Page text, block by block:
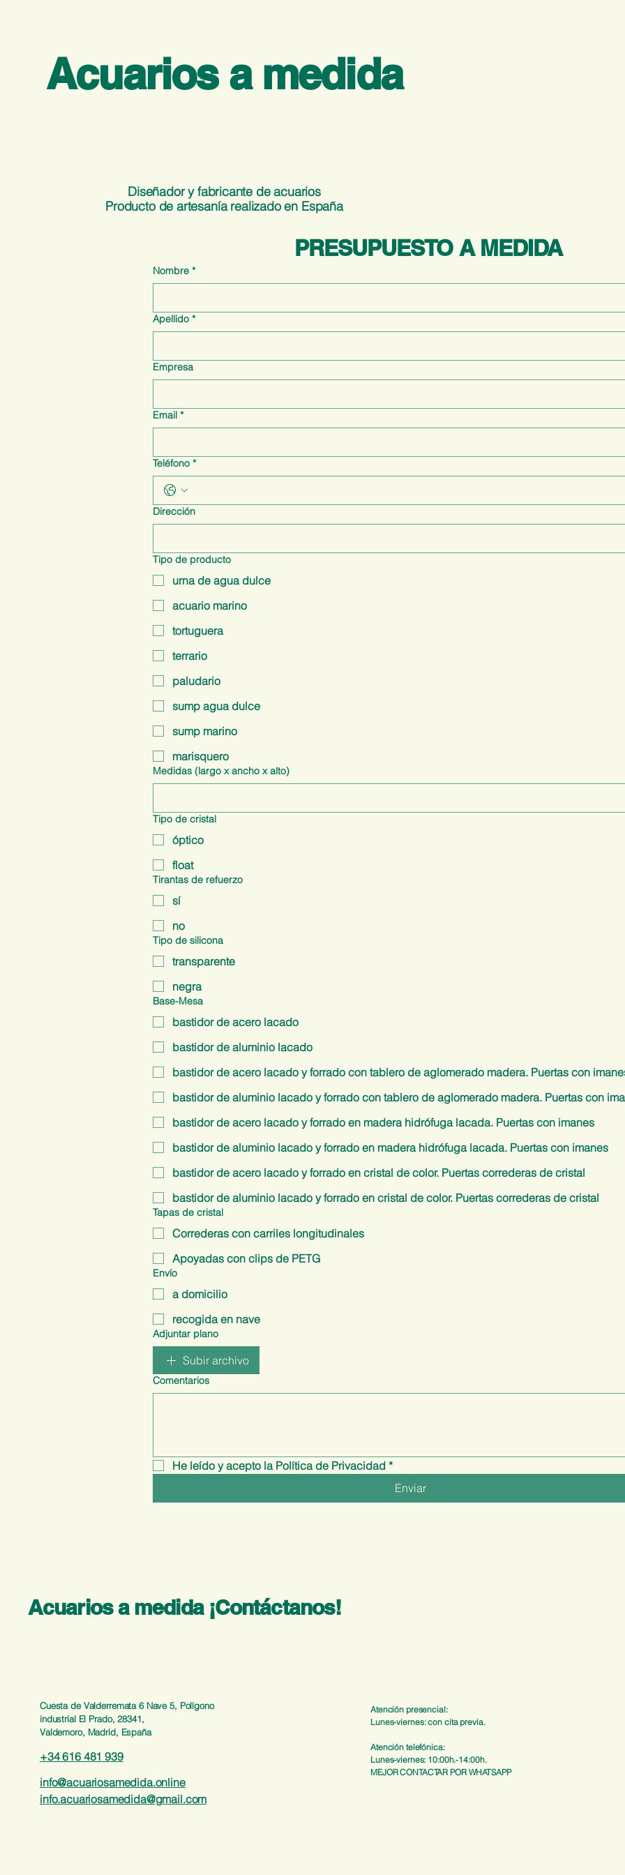
Acuarios a medida
Diseñador y fabricante de acuarios
Producto de artesanía realizado en España
Nombre *
Apellido *
Empresa
Email *
Teléfono *
Dirección
Tipo de producto
urna de agua dulce
acuario marino
tortuguera
terrario
paludario
sump agua dulce
sump marino
marisquero
Medidas (largo x ancho x alto)
Tipo de cristal
óptico
float
Tirantas de refuerzo
sí
no
Tipo de silicona
transparente
negra
Base-Mesa
bastidor de acero lacado
bastidor de aluminio lacado
bastidor de acero lacado y forrado con tablero de aglomerado madera. Puertas con
bastidor de aluminio lacado y forrado con tablero de aglomerado madera. Puertas con
bastidor de acero lacado y forrado en madera hidrófuga lacada. Puertas con imanes
bastidor de aluminio lacado y forrado en madera hidrófuga lacada. Puertas con imanes
bastidor de acero lacado y forrado en cristal de color. Puertas correderas de cristal
bastidor de aluminio lacado y forrado en cristal de color. Puertas correderas de cristal
Tapas de cristal
Correderas con carriles longitudinales
Apoyadas con clips de PETG
Envío
a domicilio
recogida en nave
Adjuntar plano
Subir archivo
Comentarios
He leído y acepto la Política de Privacidad *
Enviar
PRESUPUESTO A MEDIDA
Acuarios a medida ¡Contáctanos!
Cuesta de Valderremata 6 Nave 5, Polígono
industrial El Prado, 28341,
Valdemoro, Madrid, España
+34 616 481 939
info@acuariosamedida.online
info.acuariosamedida@gmail.com
Atención presencial:
Lunes-viernes: con cita previa.
Atención telefónica:
Lunes-viernes: 10:00h.-14:00h.
MEJOR CONTACTAR POR WHATSAPP